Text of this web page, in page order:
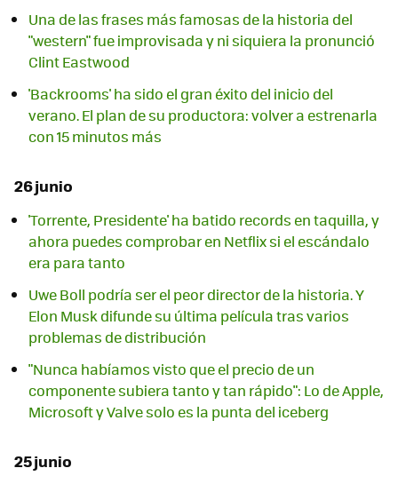
Una de las frases más famosas de la historia del
"western" fue improvisada y ni siquiera la pronunció
Clint Eastwood
'Backrooms' ha sido el gran éxito del inicio del
verano. El plan de su productora: volver a estrenarla
con 15 minutos más
26 junio
'Torrente, Presidente' ha batido records en taquilla, y
ahora puedes comprobar en Netflix si el escándalo
era para tanto
Uwe Boll podría ser el peor director de la historia. Y
Elon Musk difunde su última película tras varios
problemas de distribución
"Nunca habíamos visto que el precio de un
componente subiera tanto y tan rápido": Lo de Apple,
Microsoft y Valve solo es la punta del iceberg
25 junio